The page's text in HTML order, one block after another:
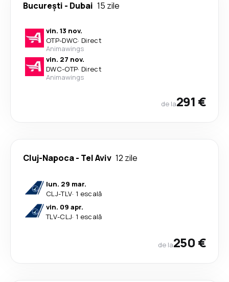
București - Dubai 15 zile
vin. 13 nov.
OTP-DWC· Direct
Animawings
vin. 27 nov.
DWC-OTP· Direct
Animawings
de la291 €
Cluj-Napoca- Tel Aviv 12 zile
lun. 29 mar.
CLJ-TLV· 1 escală
vin. 09 apr.
TLV-CLJ· 1 escală
de la250 €